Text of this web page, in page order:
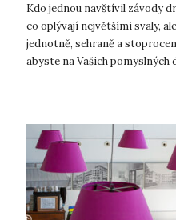
Kdo jednou navštívil závody
co oplývají největšími svaly,
jednotně, sehraně a
abyste na Vašich